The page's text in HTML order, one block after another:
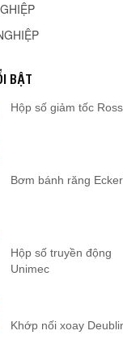
BẬT
Hộp số giảm tốc
Bơm bánh răng
Hộp số truyền động
Unimec
Khớp nối xoay